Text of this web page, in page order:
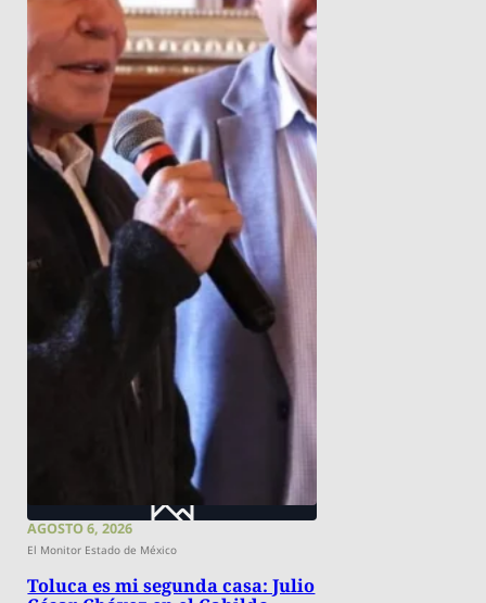
AGOSTO 6, 2026
El Monitor Estado de México
Toluca es mi segunda casa: Julio